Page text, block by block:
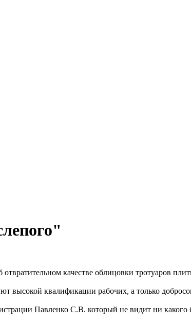
качестве облицовки тротуаров
высокой квалификации рабочих, а только
Павленко С.В. который не видит ни какого